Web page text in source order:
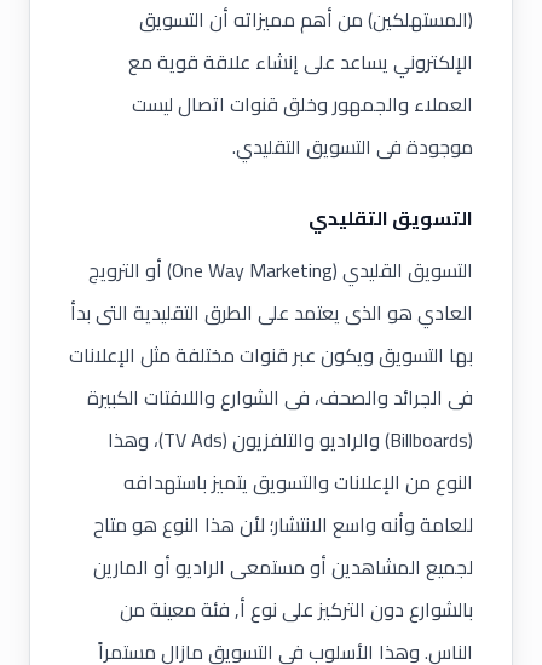
(المستهلكين) من أهم مميزاته أن التسويق
الإلكترونييساعد على إنشاء علاقة قوية مع
العملاء والجمهور وخلق قنوات اتصال ليست
موجودة فى التسويق التقليدي.
التسويق التقليدي
التسويق القليدي (One Way Marketing) أو الترويج
العادي هو الذى يعتمد على الطرق التقليدية التى بدأ
بها التسويق ويكون عبر قنوات مختلفة مثل الإعلانات
فى الجرائد والصحف، فى الشوارع واللافتات الكبيرة
(Billboards) والراديو والتلفزيون (TV Ads)، وهذا
النوع من الإعلانات والتسويق يتميز باستهدافه
للعامة وأنه واسع الانتشار؛ لأن هذا النوع هو متاح
لجميع المشاهدين أو مستمعى الراديو أو المارين
بالشوارع دون التركيز على نوع أ, فئة معينة من
الناس. وهذا الأسلوب فى التسويق مازال مستمراً